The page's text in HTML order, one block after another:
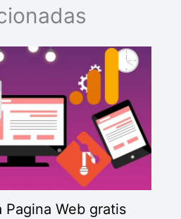
Pagina Web gratis